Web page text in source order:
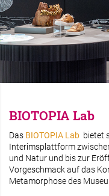
BIOTOPIA Lab
Das BIOTOPIA Lab bietet
Interimsplattform
und Natur und bis zur
Vorgeschmack auf das
Metamorphose des